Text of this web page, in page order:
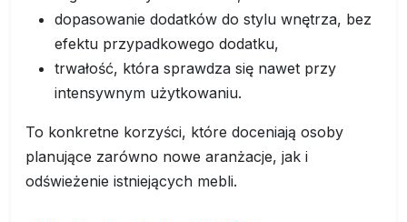
dopasowanie dodatków do stylu wnętrza, bez
efektu przypadkowego dodatku,
trwałość, która sprawdza się nawet przy
intensywnym użytkowaniu.
To konkretne korzyści, które doceniają osoby
planujące zarówno nowe aranżacje, jak i
odświeżenie istniejących mebli.